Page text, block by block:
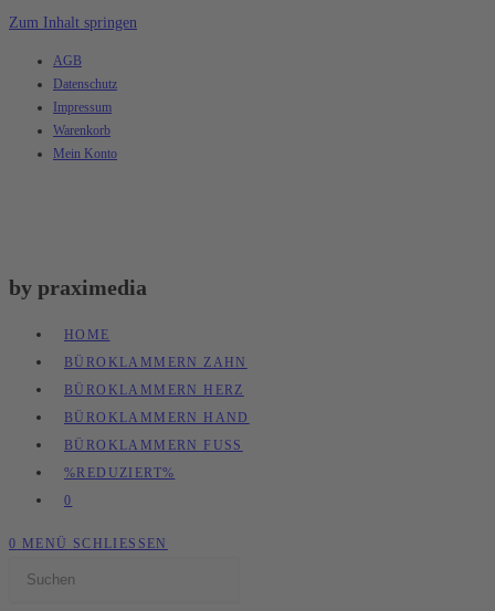
Zum Inhalt springen
AGB
Datenschutz
Impressum
Warenkorb
Mein Konto
by praximedia
HOME
BÜROKLAMMERN ZAHN
BÜROKLAMMERN HERZ
BÜROKLAMMERN HAND
BÜROKLAMMERN FUSS
%REDUZIERT%
0
0 MENÜ SCHLIESSEN